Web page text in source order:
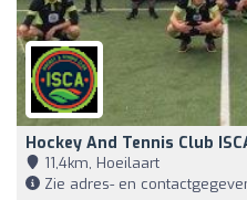
Hockey And Tennis Club
11,4km, Hoeilaart
Zie adres- en